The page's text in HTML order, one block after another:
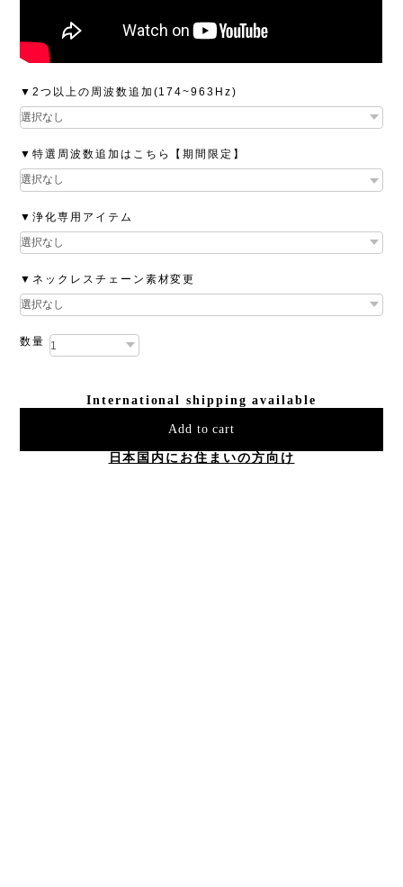
▼2つ以上の周波数追加(174~963Hz)
▼特選周波数追加はこちら【期間限定】
▼浄化専用アイテム
▼ネックレスチェーン素材変更
数量
International shipping available
Add to cart
日本国内にお住まいの方向け